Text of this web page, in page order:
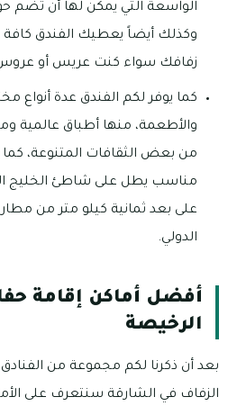
الواسعة التي يمكن لها أن تضم
وكذلك أيضاً يعطيك الفندق كافة
زفافك سواء كنت عريس أو
كما يوفر لكم الفندق عدة أنواع
والأطعمة، منها أطباق عالمية
من بعض الثقافات المتنوعة، كما
مناسب يطل على شاطئ الخليج
على بعد ثمانية كيلو متر من مطار
الدولي.
أفضل أماكن إقامة
الرخيصة
بعد أن ذكرنا لكم مجموعة من الفنادق
الزفاف في الشارقة سنتعرف على